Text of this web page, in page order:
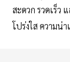
สะดวก รวดเร็ว
โปร่งใส ความน่